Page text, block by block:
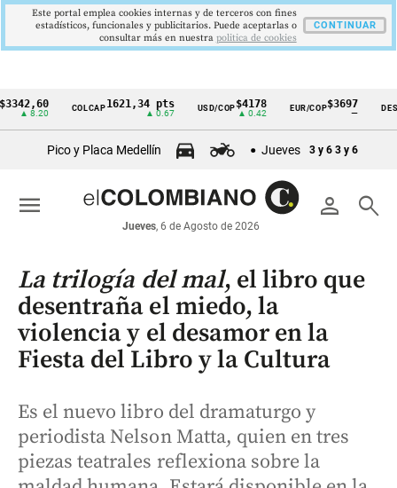
Cintillo
económicos
Colombia
COLCAP1621,34 pts USD/COP$4178
▲ 0.42
EUR/COP$3697
—
Pico y Placa Medellín Jueves 3 y 6 3 y 6
person search
Jueves, 6 de Agosto de 2026
menu
La trilogía del mal, el libro que
desentraña el miedo, la
violencia y el desamor en la
Fiesta del Libro y la Cultura
Es el nuevo libro del dramaturgo y
periodista Nelson Matta, quien en tres
piezas teatrales reflexiona sobre la
Este portal emplea cookies internas y de terceros con fines
estadísticos, funcionales y publicitarios. Puede aceptarlas o
consultar más en nuestra politica de cookies
CONTINUAR